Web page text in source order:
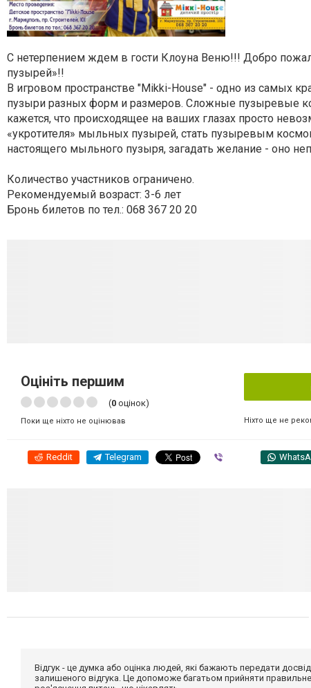
С нетерпением ждем в гости Клоуна Веню!!! Добро
пузырей»!!
В игровом пространстве "Mikki-House" - одно из самых
пузыри разных форм и размеров. Сложные пузыревые
кажется, что происходящее на ваших глазах просто
«укротителя» мыльных пузырей, стать пузыревым
настоящего мыльного пузыря, загадать желание - оно
Количество участников ограничено.
Рекомендуемый возраст: 3-6 лет
Бронь билетов по тел.: 068 367 20 20
Оцініть першим
(0 оцінок)
Поки ще ніхто не оцінював Ніхто ще не
Reddit Telegram
Відгук - це думка або оцінка людей, які бажають передати
залишеного відгука. Це допоможе багатьом прийняти